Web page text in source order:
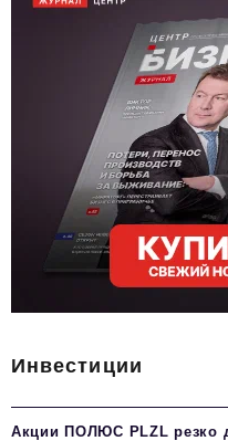
Инвестиции
Акции ПОЛЮС PLZL резко